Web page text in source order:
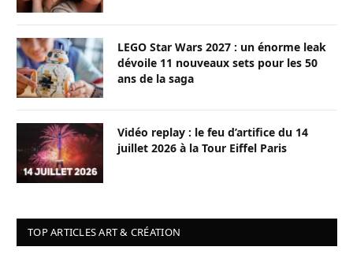
LEGO Star Wars 2027 : un énorme leak
dévoile 11 nouveaux sets pour les 50
ans de la saga
Vidéo replay : le feu d’artifice du 14
juillet 2026 à la Tour Eiffel Paris
TOP ARTICLES ART & CRÉATION